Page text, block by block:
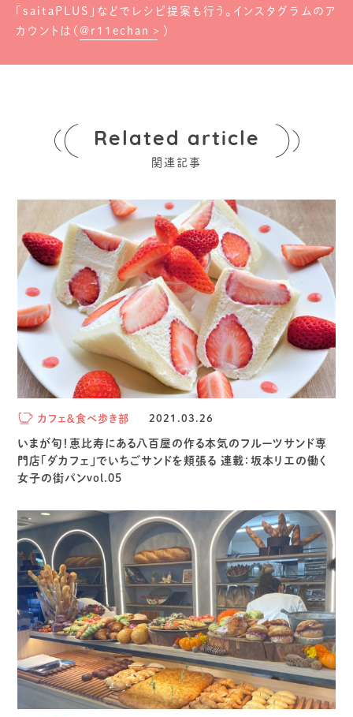
「saitaPLUS」などでレシピ提案も行う。インスタグラムのア
カウントは（ @r11echan ）
Related article
関連記事
カフェ＆食べ歩き部 2021.03.26
いまが旬！恵比寿にある八百屋の作る本気のフルーツサンド専
門店「ダカフェ」でいちごサンドを頬張る 連載：坂本リエの働く
女子の街パンvol.05